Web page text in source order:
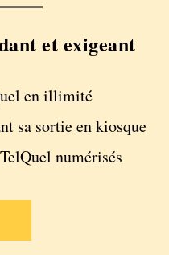
et exigeant
en illimité
sa sortie en kiosque
numérisés